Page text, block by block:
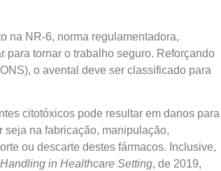
na NR-6, norma regulamentadora,
tornar o trabalho seguro. Reforçando
o avental deve ser classificado para
citotóxicos pode resultar em danos para
seja na fabricação, manipulação,
ou descarte destes fármacos. Inclusive,
in Healthcare Setting, de 2019,